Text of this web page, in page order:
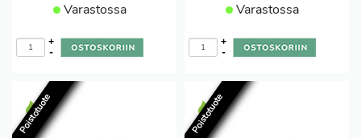
Varastossa
-
+
Varastossa
-
+
Poistotuote Poistotuote